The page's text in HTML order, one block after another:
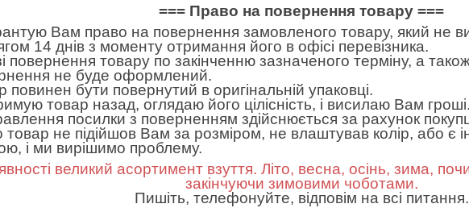
=== Право на повернення товару ===
Вам право на повернення замовленого товару, який не
14 днів з моменту отримання його в офісі перевізника.
повернення товару по закінченню зазначеного терміну, а
не буде оформлений.
повинен бути повернутий в оригінальній упаковці.
товар назад, оглядаю його цілісність, і висилаю Вам гроші.
посилки з поверненням здійснюється за рахунок
не підійшов Вам за розміром, не влаштував колір, або є
і ми вирішимо проблему.
великий асортимент взуття. Літо, весна, осінь, зима,
закінчуючи зимовими чоботами.
Пишіть, телефонуйте, відповім на всі питання.